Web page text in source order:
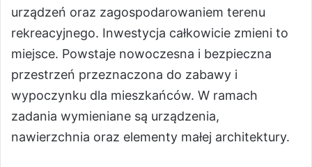
urządzeń oraz zagospodarowaniem terenu
rekreacyjnego. Inwestycja całkowicie zmieni to
miejsce. Powstaje nowoczesna i bezpieczna
przestrzeń przeznaczona do zabawy i
wypoczynku dla mieszkańców. W ramach
zadania wymieniane są urządzenia,
nawierzchnia oraz elementy małej architektury.